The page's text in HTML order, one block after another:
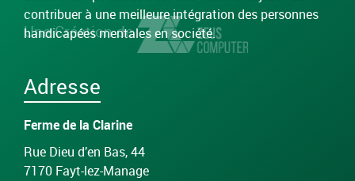
contribuer à une meilleure intégration des personnes
handicapées mentales en société.
Une Création de
Adresse
Ferme de la Clarine
Rue Dieu d’en Bas, 44
7170 Fayt-lez-Manage